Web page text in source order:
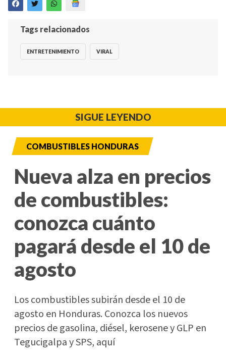
Tags relacionados
ENTRETENIMIENTO VIRAL
SIGUE LEYENDO
COMBUSTIBLES HONDURAS
Nueva alza en precios
de combustibles:
conozca cuánto
pagará desde el 10 de
agosto
Los combustibles subirán desde el 10 de
agosto en Honduras. Conozca los nuevos
precios de gasolina, diésel, kerosene y GLP en
Tegucigalpa y SPS, aquí